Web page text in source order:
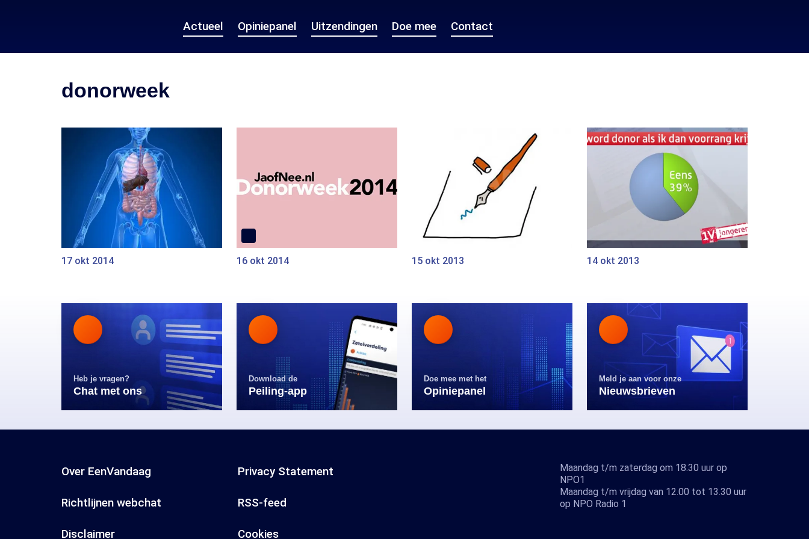
Actueel Opiniepanel Uitzendingen Doe mee Contact
donorweek
17 okt 2014 16 okt 2014 15 okt 2013 14 okt 2013
Heb je vragen?
Chat met ons
Download de
Peiling-app
Doe mee met het
Opiniepanel
Meld je aan voor onze
Nieuwsbrieven
Over EenVandaag Privacy Statement
Richtlijnen webchat RSS-feed
Disclaimer Cookies
Maandag t/m zaterdag om 18.30 uur op
NPO1
Maandag t/m vrijdag van 12.00 tot 13.30 uur
op NPO Radio 1